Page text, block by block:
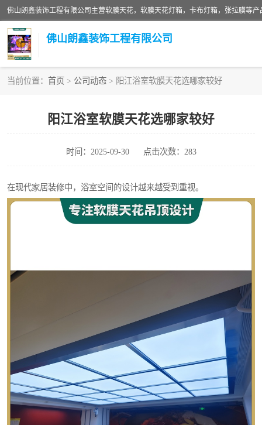
佛山朗鑫装饰工程有限公司
当前位置： 首页 > 公司动态 > 阳江浴室软膜天花选哪家较好
阳江浴室软膜天花选哪家较好
时间：2025-09-30 点击次数：283
在现代家居装修中，浴室空间的设计越来越受到重视。